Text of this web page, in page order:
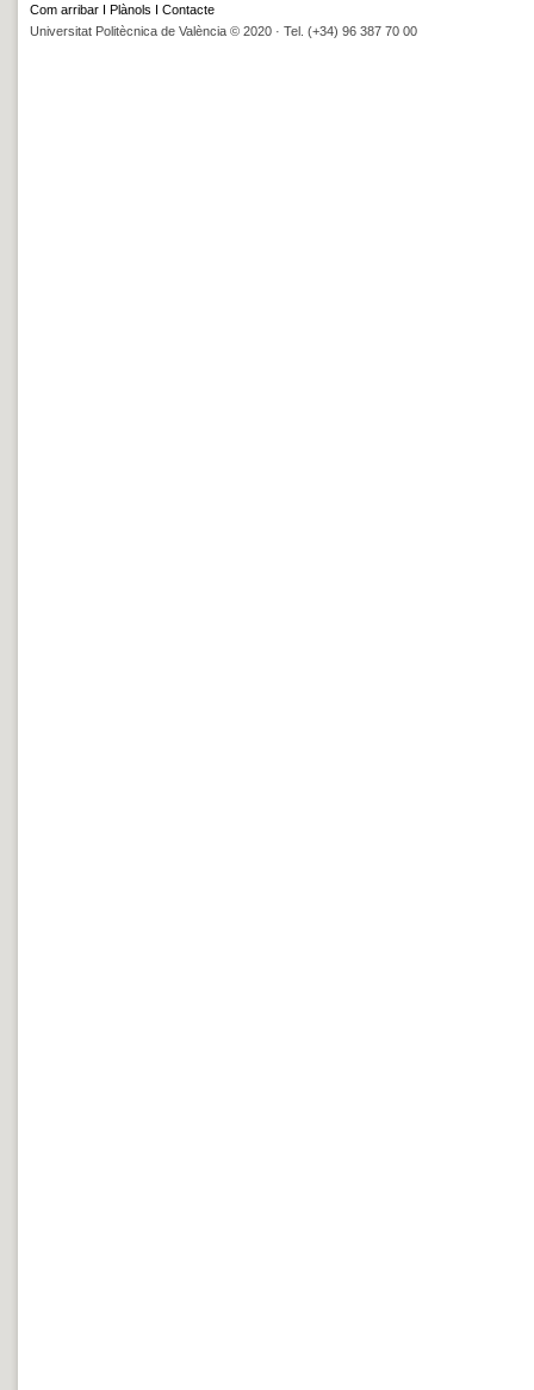
Com arribar I Plànols I Contacte
Universitat Politècnica de València © 2020 · Tel. (+34) 96 387 70 00